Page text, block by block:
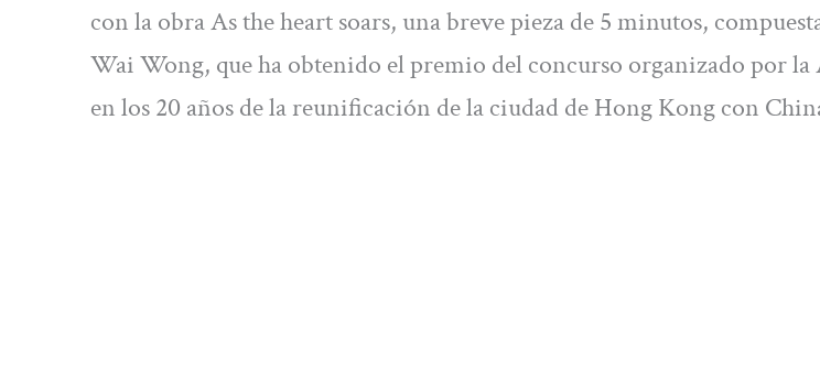
con la obra As the heart soars, una breve pieza de 5 minutos,
Wai Wong, que ha obtenido el premio del concurso organizado por la
en los 20 años de la reunificación de la ciudad de Hong Kong con